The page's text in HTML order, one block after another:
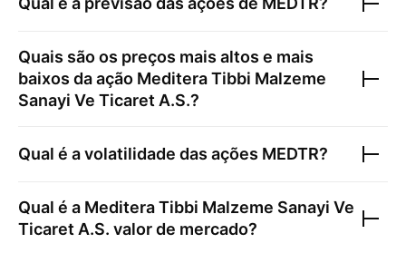
Quais são os preços mais altos e mais
baixos da ação Meditera Tibbi Malzeme
Sanayi Ve Ticaret A.S.?
Qual é a volatilidade das ações MEDTR?
Qual é a Meditera Tibbi Malzeme Sanayi Ve
Ticaret A.S. valor de mercado?